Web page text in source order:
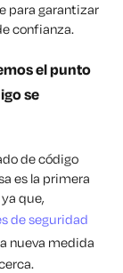
para garantizar
confianza.
el punto
se
de código
es la primera
que,
de seguridad
nueva medida